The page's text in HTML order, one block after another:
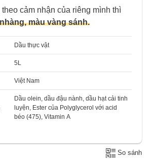
cảm nhận của riêng mình thì
màu vàng sánh.
Dầu thực vật
5L
Việt Nam
Dầu olein, dầu đậu nành, dầu hạt cải tinh
luyện, Ester của Polyglycerol với acid
béo (475), Vitamin A
So sánh